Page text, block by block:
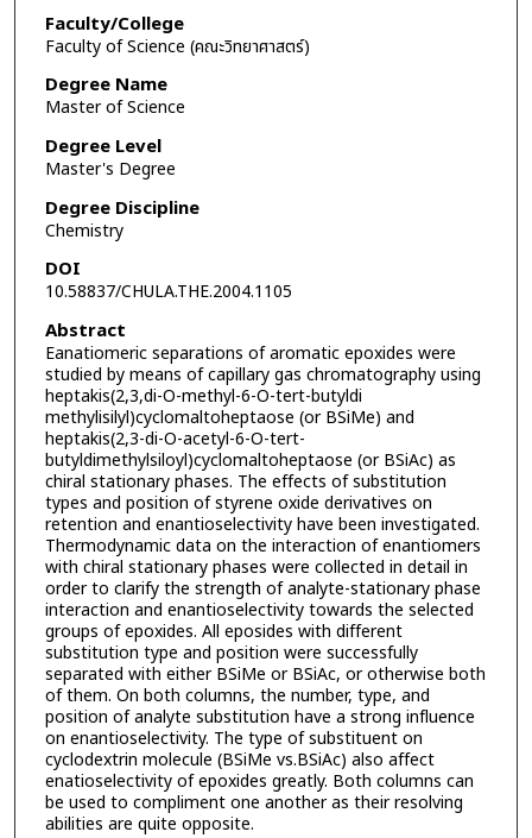
Faculty/College
Faculty of Science (คณะวิทยาศาสตร์)
Degree Name
Master of Science
Degree Level
Master's Degree
Degree Discipline
Chemistry
DOI
10.58837/CHULA.THE.2004.1105
Abstract
Eanatiomeric separations of aromatic epoxides were
studied by means of capillary gas chromatography using
heptakis(2,3,di-O-methyl-6-O-tert-butyldi
methylisilyl)cyclomaltoheptaose (or BSiMe) and
heptakis(2,3-di-O-acetyl-6-O-tert-
butyldimethylsiloyl)cyclomaltoheptaose (or BSiAc) as
chiral stationary phases. The effects of substitution
types and position of styrene oxide derivatives on
retention and enantioselectivity have been investigated.
Thermodynamic data on the interaction of enantiomers
with chiral stationary phases were collected in detail in
order to clarify the strength of analyte-stationary phase
interaction and enantioselectivity towards the selected
groups of epoxides. All eposides with different
substitution type and position were successfully
separated with either BSiMe or BSiAc, or otherwise both
of them. On both columns, the number, type, and
position of analyte substitution have a strong influence
on enantioselectivity. The type of substituent on
cyclodextrin molecule (BSiMe vs.BSiAc) also affect
enatioselectivity of epoxides greatly. Both columns can
be used to compliment one another as their resolving
abilities are quite opposite.